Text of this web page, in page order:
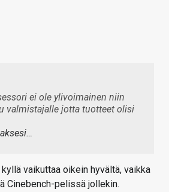
ei ole ylivoimainen niin
valmistajalle jotta tuotteet olisi
vaikuttaa oikein hyvältä, vaikka
Cinebench-pelissä jollekin.